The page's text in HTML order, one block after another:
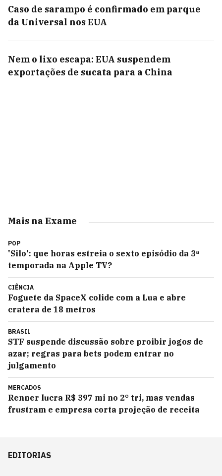
Caso de sarampo é confirmado em parque
da Universal nos EUA
Nem o lixo escapa: EUA suspendem
exportações de sucata para a China
Mais na Exame
POP
'Silo': que horas estreia o sexto episódio da 3ª
temporada na Apple TV?
CIÊNCIA
Foguete da SpaceX colide com a Lua e abre
cratera de 18 metros
BRASIL
STF suspende discussão sobre proibir jogos de
azar; regras para bets podem entrar no
julgamento
MERCADOS
Renner lucra R$ 397 mi no 2° tri, mas vendas
frustram e empresa corta projeção de receita
EDITORIAS